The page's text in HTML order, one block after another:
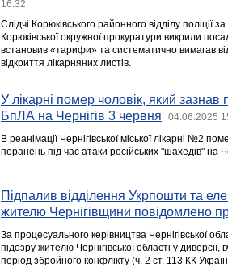
16:32
Слідчі Корюківського районного відділу поліції
Корюківської окружної прокуратури викрили
встановив «тарифи» та систематично вимагав
відкриття лікарняних листів.
У лікарні помер чоловік, який зазнав
БпЛА на Чернігів 3 червня
04.06.2025
В реанімації Чернігівської міської лікарні №2
поранень під час атаки російських "шахедів" на
Підпалив відділення Укрпошти та
жителю Чернігівщини повідомлено
За процесуального керівництва Чернігівської
підозру жителю Чернігівської області у
період збройного конфлікту (ч. 2 ст. 113 КК